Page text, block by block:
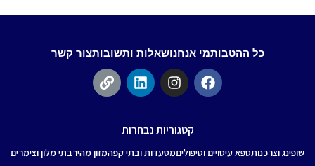
כל ההטבותמי אנחנושאלות ותשובותצור קשר
קטגוריות נבחרות
שופינג וצרכנותספא עיסויים וטיפוליםמסעדות ובתי קפהמזון מהירבתי מלון וצימרים